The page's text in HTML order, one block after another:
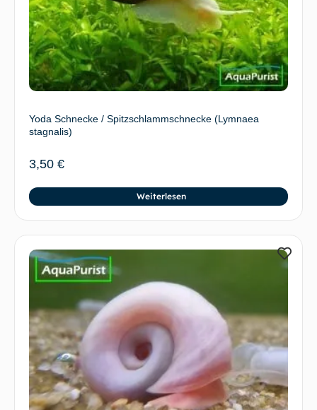
Yoda Schnecke / Spitzschlammschnecke (Lymnaea
stagnalis)
3,50 €
Weiterlesen